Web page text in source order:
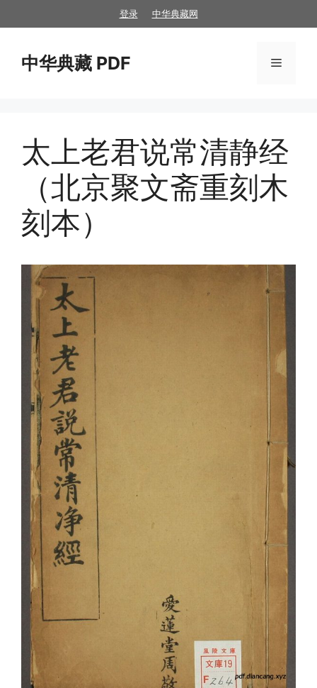
至
登录 中华典藏网
中华典藏 PDF 菜
太上老君说常清静经
（北京聚文斋重刻木
刻本）